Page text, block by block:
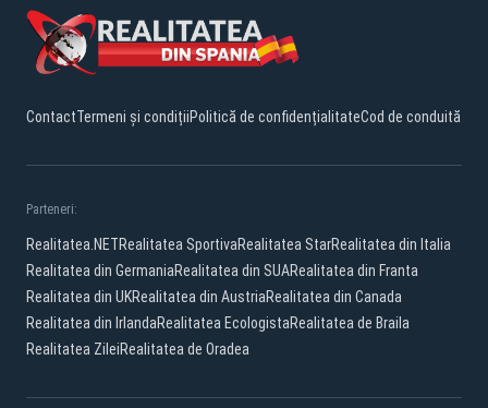
ContactTermeni și condițiiPolitică de confidențialitateCod de conduită
Parteneri:
Realitatea.NETRealitatea SportivaRealitatea StarRealitatea din Italia
Realitatea din GermaniaRealitatea din SUARealitatea din Franta
Realitatea din UKRealitatea din AustriaRealitatea din Canada
Realitatea din IrlandaRealitatea EcologistaRealitatea de Braila
Realitatea ZileiRealitatea de Oradea